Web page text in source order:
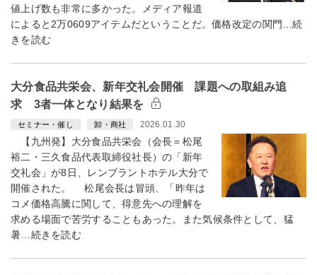
値上げ数も非常に多かった。メディア報道
によると2万0609アイテムだということだ。価格改定の関門…続
きを読む
大分食品共栄会、新年交礼会開催 課題への取組み追
求 3者一体となり結果を
セミナー・催し 卸・商社 2026.01.30
【九州発】大分食品共栄会（会長＝松尾
裕二・三久食品代表取締役社長）の「新年
交礼会」が8日、レンブラントホテル大分で
開催された。 松尾会長は冒頭、「昨年は
コメ価格高騰に関して、得意先への理解を
求める場面で苦労することもあった。また気候条件として、猛
暑…続きを読む